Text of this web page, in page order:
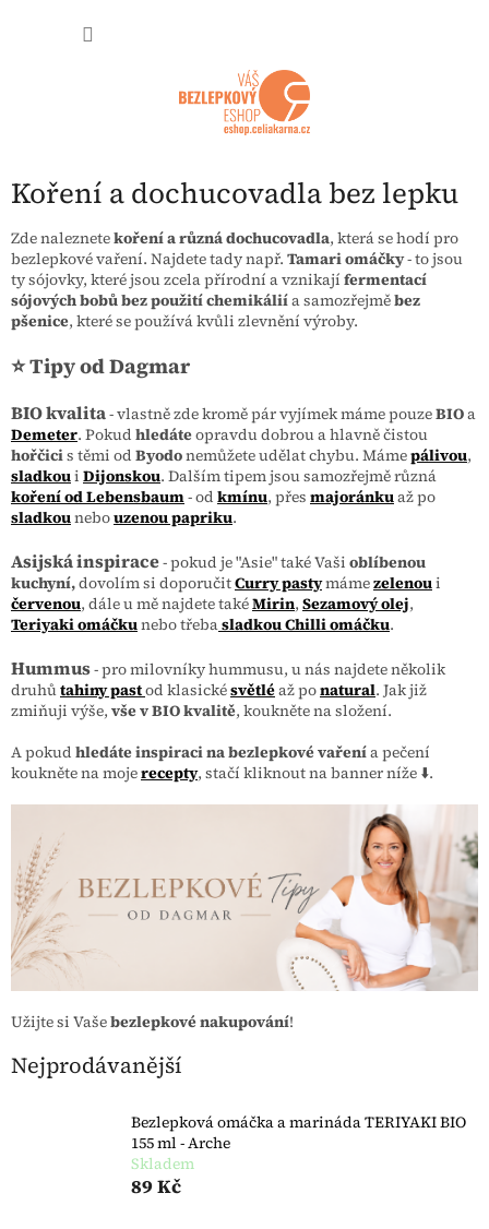
Koření a dochucovadla bez lepku
Zde naleznetekoření a různá dochucovadla, která se hodí pro
bezlepkové vaření. Najdete tady např. Tamari omáčky- to jsou
ty sójovky, které jsou zcela přírodní a vznikají fermentací
sójových bobů bez použití chemikáliía samozřejměbez
pšenice, které se používá kvůli zlevnění výroby.
⭐ Tipy od Dagmar
BIO kvalita- vlastně zde kromě pár vyjímek máme pouzeBIOa
Demeter. Pokud hledáteopravdu dobrou a hlavně čistou
hořčicis těmi od Byodonemůžete udělat chybu. Mámepálivou,
sladkoui Dijonskou. Dalším tipem jsou samozřejmě různá
koření od Lebensbaum- od kmínu, přes majoránkuaž po
sladkounebouzenou papriku.
Asijská inspirace- pokud je "Asie" také Vaši oblíbenou
kuchyní,dovolím si doporučitCurry pastymámezelenoui
červenou, dále u mě najdete takéMirin, Sezamový olej,
Teriyaki omáčkunebo třebasladkou Chilli omáčku.
Hummus- pro milovníky hummusu, u nás najdete několik
druhůtahiny pastod klasickésvětléaž ponatural. Jak již
zmiňuji výše, vše v BIO kvalitě, koukněte na složení.
A pokud hledáte inspiraci na bezlepkové vařenía pečení
koukněte na mojerecepty, stačí kliknout na banner níže ⬇️.
Užijte si Vašebezlepkové nakupování!
Nejprodávanější
Bezlepková omáčka a marináda TERIYAKI BIO
155 ml - Arche
Skladem
89 Kč